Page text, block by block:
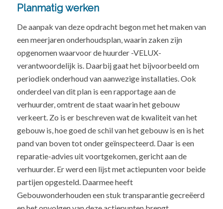
Planmatig werken
De aanpak van deze opdracht begon met het maken van
een meerjaren onderhoudsplan, waarin zaken zijn
opgenomen waarvoor de huurder -VELUX-
verantwoordelijk is. Daarbij gaat het bijvoorbeeld om
periodiek onderhoud van aanwezige installaties. Ook
onderdeel van dit plan is een rapportage aan de
verhuurder, omtrent de staat waarin het gebouw
verkeert. Zo is er beschreven wat de kwaliteit van het
gebouw is, hoe goed de schil van het gebouw is en is het
pand van boven tot onder geïnspecteerd. Daar is een
reparatie-advies uit voortgekomen, gericht aan de
verhuurder. Er werd een lijst met actiepunten voor beide
partijen opgesteld. Daarmee heeft
Gebouwonderhouden een stuk transparantie gecreëerd